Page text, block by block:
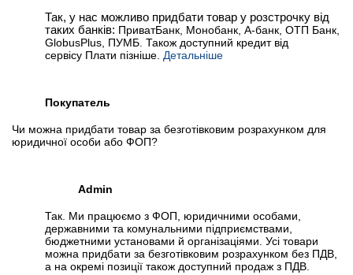
Так, у нас можливо придбати товар у розстрочку від
таких банків: ПриватБанк, Монобанк, А-банк, ОТП Банк,
GlobusPlus, ПУМБ. Також доступний кредит від
сервісу Плати пізніше. Детальніше
Покупатель
Чи можна придбати товар за безготівковим розрахунком для
юридичної особи або ФОП?
Admin
Так. Ми працюємо з ФОП, юридичними особами,
державними та комунальними підприємствами,
бюджетними установами й організаціями. Усі товари
можна придбати за безготівковим розрахунком без ПДВ,
а на окремі позиції також доступний продаж з ПДВ.